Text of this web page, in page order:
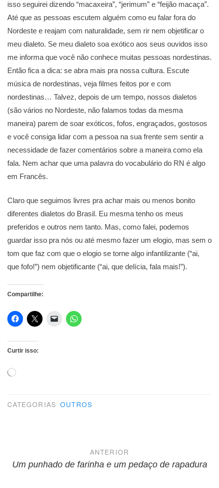
isso seguirei dizendo “macaxeira”, “jerimum” e “feijão macaça”.
Até que as pessoas escutem alguém como eu falar fora do
Nordeste e reajam com naturalidade, sem rir nem objetificar o
meu dialeto. Se meu dialeto soa exótico aos seus ouvidos isso
me informa que você não conhece muitas pessoas nordestinas.
Então fica a dica: se abra mais pra nossa cultura. Escute
música de nordestinas, veja filmes feitos por e com
nordestinas… Talvez, depois de um tempo, nossos dialetos
(são vários no Nordeste, não falamos todas da mesma
maneira) parem de soar exóticos, fofos, engraçados, gostosos
e você consiga lidar com a pessoa na sua frente sem sentir a
necessidade de fazer comentários sobre a maneira como ela
fala. Nem achar que uma palavra do vocabulário do RN é algo
em Francês.
Claro que seguimos livres pra achar mais ou menos bonito
diferentes dialetos do Brasil. Eu mesma tenho os meus
preferidos e outros nem tanto. Mas, como falei, podemos
guardar isso pra nós ou até mesmo fazer um elogio, mas sem o
tom que faz com que o elogio se torne algo infantilizante (“ai,
que fofo!”) nem objetificante (“ai, que delícia, fala mais!”).
Compartilhe:
Curtir isso:
Carregando...
CATEGORIAS OUTROS
Navegação
de
ANTERIOR
Um punhado de farinha e um pedaço de rapadura